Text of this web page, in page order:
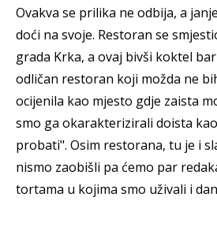
Ovakva se prilika ne odbija, a
doći na svoje. Restoran se
grada Krka, a ovaj bivši koktel
odličan restoran koji možda ne
ocijenila kao mjesto gdje zaista
smo ga okarakterizirali doista
probati". Osim restorana, tu je i
nismo zaobišli pa ćemo par
tortama u kojima smo uživali i